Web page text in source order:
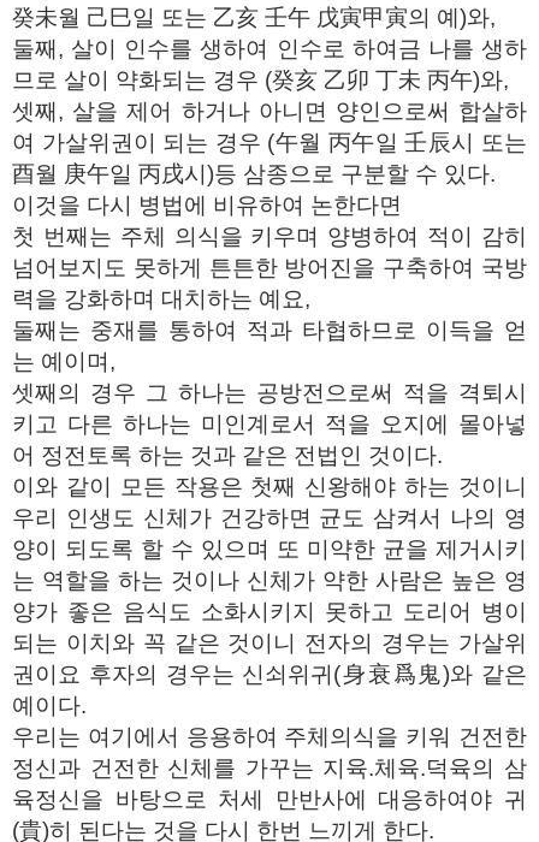
癸未월 己巳일 또는 乙亥 壬午 戊寅甲寅의 예)와,
둘째, 살이 인수를 생하여 인수로 하여금 나를 생하
므로 살이 약화되는 경우 (癸亥 乙卯 丁未 丙午)와,
셋째, 살을 제어 하거나 아니면 양인으로써 합살하
여 가살위권이 되는 경우 (午월 丙午일 壬辰시 또는
酉월 庚午일 丙戌시)등 삼종으로 구분할 수 있다.
이것을 다시 병법에 비유하여 논한다면
첫 번째는 주체 의식을 키우며 양병하여 적이 감히
넘어보지도 못하게 튼튼한 방어진을 구축하여 국방
력을 강화하며 대치하는 예요,
둘째는 중재를 통하여 적과 타협하므로 이득을 얻
는 예이며,
셋째의 경우 그 하나는 공방전으로써 적을 격퇴시
키고 다른 하나는 미인계로서 적을 오지에 몰아넣
어 정전토록 하는 것과 같은 전법인 것이다.
이와 같이 모든 작용은 첫째 신왕해야 하는 것이니
우리 인생도 신체가 건강하면 균도 삼켜서 나의 영
양이 되도록 할 수 있으며 또 미약한 균을 제거시키
는 역할을 하는 것이나 신체가 약한 사람은 높은 영
양가 좋은 음식도 소화시키지 못하고 도리어 병이
되는 이치와 꼭 같은 것이니 전자의 경우는 가살위
권이요 후자의 경우는 신쇠위귀(身衰爲鬼)와 같은
예이다.
우리는 여기에서 응용하여 주체의식을 키워 건전한
정신과 건전한 신체를 가꾸는 지육.체육.덕육의 삼
육정신을 바탕으로 처세 만반사에 대응하여야 귀
(貴)히 된다는 것을 다시 한번 느끼게 한다.